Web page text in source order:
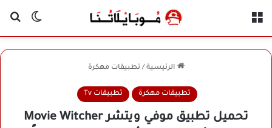
الوضع
الرئيسية / تطبيقات مهكرة
تطبيقات مهكرة تطبيقات Tv
تحميل تطبيق موفي ويتشر Movie Witcher